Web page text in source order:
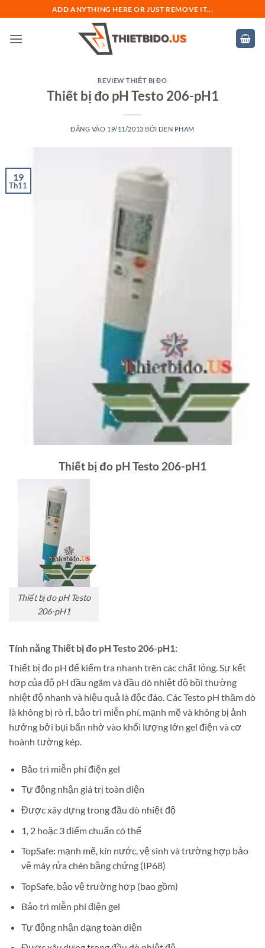
qua
nội
ADD ANYTHING HERE OR JUST REMOVE IT...
REVIEW THIẾT BỊ ĐO
Thiết bị đo pH Testo 206-pH1
ĐĂNG VÀO 19/11/2013 BỞI DEN PHAM
19
Th11
Thiết bị đo pH Testo 206-pH1
Thiết bị đo pH Testo
206-pH1
Tính năng Thiết bị đo pH Testo 206-pH1:
Thiết bị đo pH để kiểm tra nhanh trên các chất lỏng. Sự kết
hợp của độ pH đầu ngâm và đầu dò nhiệt độ bồi thường
nhiệt độ nhanh và hiệu quả là độc đáo. Các Testo pH thăm dò
là không bị rò rỉ, bảo trì miễn phí, mạnh mẽ và không bị ảnh
hưởng bởi bụi bẩn nhờ vào khối lượng lớn gel điện và cơ
hoành tường kép.
Bảo trì miễn phí điện gel
Tự động nhận giá trị toàn diện
Được xây dựng trong đầu dò nhiệt độ
1, 2 hoặc 3 điểm chuẩn có thể
TopSafe: mạnh mẽ, kín nước, vệ sinh và trường hợp bảo
vệ máy rửa chén bằng chứng (IP68)
TopSafe, bảo vệ trường hợp (bao gồm)
Bảo trì miễn phí điện gel
Tự động nhận dạng toàn diện